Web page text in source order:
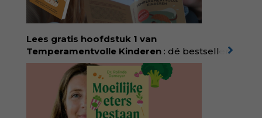
spat van elke pagina. Dat vóel je. Dat voelt je
kind. Abonneer via
wonderwoud.nl/abonneren**
korting met code:
KIIND10
Lees gratis hoofdstuk 1 van
Temperamentvolle Kinderen : dé bestseller
van pedagoog Eva Bronsveld. In het boek
Temperamentvolle kinderen vind je 25 jaar
aan kennis en ervaring. Met ruim 50.000
verkochte exemplaren met recht een
bestseller, waarmee Eva veel gezinnen heeft